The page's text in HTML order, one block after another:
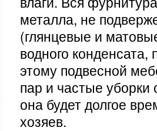
металла, не
(глянцевые и
водного
этому подвесной
пар и частые
она будет долгое
хозяев.